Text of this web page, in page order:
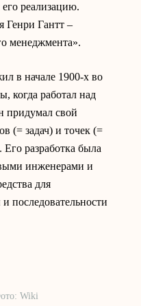
реализацию.
Генри Гантт –
менеджмента».
в начале 1900-х во
когда работал над
придумал свой
(= задач) и точек (=
разработка была
инженерами и
для
последовательности
Wiki